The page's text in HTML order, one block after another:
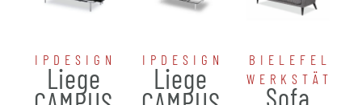
IPDESIGN
Liege
IPDESIGN
Liege
Sofa